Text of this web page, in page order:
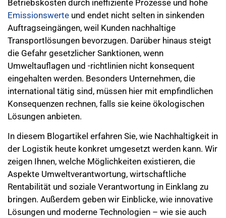
Betriebskosten durch ineffiziente Prozesse und hohe
Emissionswerte und endet nicht selten in sinkenden
Auftragseingängen, weil Kunden nachhaltige
Transportlösungen bevorzugen. Darüber hinaus steigt
die Gefahr gesetzlicher Sanktionen, wenn
Umweltauflagen und -richtlinien nicht konsequent
eingehalten werden. Besonders Unternehmen, die
international tätig sind, müssen hier mit empfindlichen
Konsequenzen rechnen, falls sie keine ökologischen
Lösungen anbieten.
In diesem Blogartikel erfahren Sie, wie Nachhaltigkeit in
der Logistik heute konkret umgesetzt werden kann. Wir
zeigen Ihnen, welche Möglichkeiten existieren, die
Aspekte Umweltverantwortung, wirtschaftliche
Rentabilität und soziale Verantwortung in Einklang zu
bringen. Außerdem geben wir Einblicke, wie innovative
Lösungen und moderne Technologien – wie sie auch